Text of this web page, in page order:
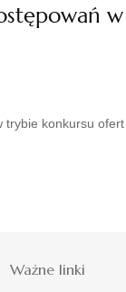
trybie konkursu
Ważne linki